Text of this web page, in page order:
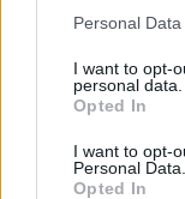
Please note that
not limited to your
grant or deny
use your data for
consent section.
Personal
I want to opt-
personal data.
Opted In
I want to opt-
Personal Data.
Opted In
Makeup
Camilla Fiore · 10 Ago
PEOPLE